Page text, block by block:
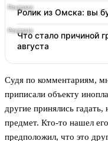
Ролик из Омска: вы
Что стало причиной
августа
Судя по комментариям,
приписали объекту
другие принялись
предмет. Кто-то нашел
предположил, что это